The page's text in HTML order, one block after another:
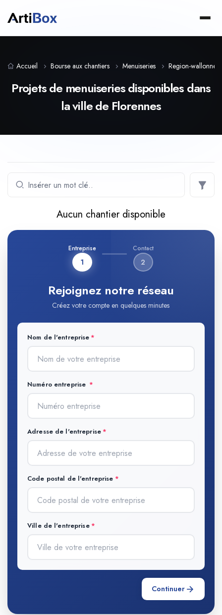
Accueil Bourse aux chantiers Menuiseries Region-wallonne
Projets de menuiseries disponibles dans
la ville de Florennes
Aucun chantier disponible
Entreprise
1
Contact
2
Rejoignez notre réseau
Créez votre compte en quelques minutes
Nom de l'entreprise
Numéro entreprise
Adresse de l'entreprise
Code postal de l'entreprise
Ville de l'entreprise
Continuer